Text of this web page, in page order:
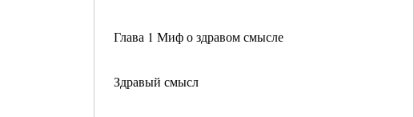
Глава 1 Миф о здравом смысле
Здравый смысл